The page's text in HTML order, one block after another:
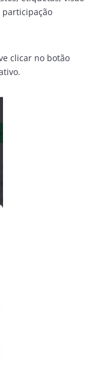
participação
clicar no botão